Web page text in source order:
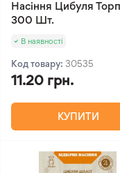
Насіння Цибуля
300 Шт.
В наявності
Код товару: 30535
11.20 грн.
КУПИТИ